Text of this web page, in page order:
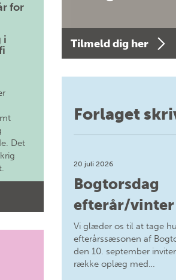
for
i
Det
Tilmeld dig her
Forlaget
20 juli 2026
Bogtorsdag
efterår/vinter
Vi glæder os til at tage
efterårssæsonen af
den 10. september
række oplæg med…